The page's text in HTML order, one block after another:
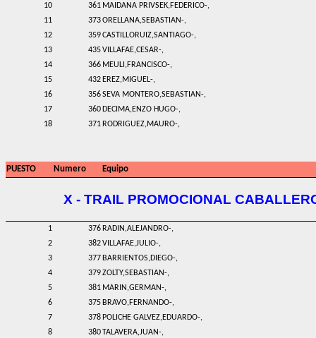
10
361 MAIDANA PRIVSEK,FEDERICO-,
11
373ORELLANA,SEBASTIAN-,
12
359CASTILLORUIZ,SANTIAGO-,
13
435VILLAFAE,CESAR-,
14
366 MEULI,FRANCISCO-,
15
432 EREZ,MIGUEL-,
16
356SEVA MONTERO,SEBASTIAN-,
17
360 DECIMA,ENZO HUGO-,
18
371 RODRIGUEZ,MAURO-,
PUESTO Numero Equipo
X - TRAIL PROMOCIONAL
1 376 RADIN,ALEJANDRO-,
2
382VILLAFAE,JULIO-,
3
377 BARRIENTOS,DIEGO-,
4
379ZOLTY,SEBASTIAN-,
5
381 MARIN,GERMAN-,
6
375 BRAVO,FERNANDO-,
7
378 POLICHE GALVEZ,EDUARDO-,
8
380TALAVERA,JUAN-,